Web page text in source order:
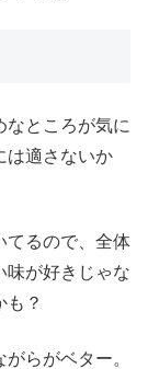
なところが気に
は適さないか
てるので、全体
味が好きじゃな
も？
らがベター。